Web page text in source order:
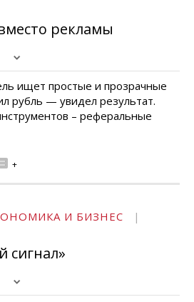
рекламы
ищет простые и прозрачные
рубль — увидел результат.
– реферальные
+
И БИЗНЕС
|
сигнал»